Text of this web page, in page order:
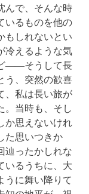
んで、そんな時
いるものを他の
もしれないとい
冷えるような気
――そうして長
う、突然の歓喜
、私は長い旅が
。当時も、そし
か思えないけれ
た思いつきか
辿ったかしれな
いるうちに、大
うに舞い降りて